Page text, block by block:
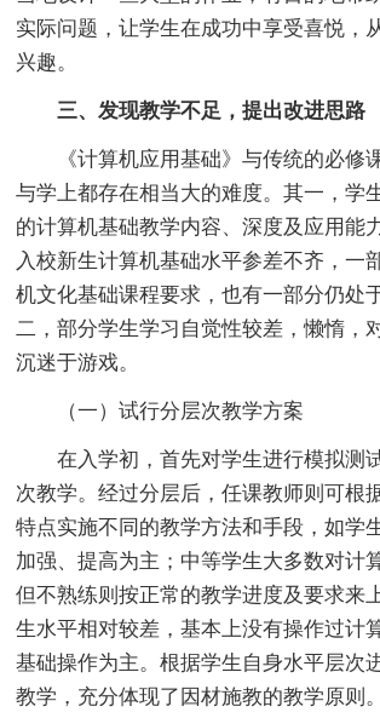
实际问题，让学生在成功中享受喜悦，
兴趣。
三、发现教学不足，提出改进思路
《计算机应用基础》与传统的必修
与学上都存在相当大的难度。其一，学
的计算机基础教学内容、深度及应用能
入校新生计算机基础水平参差不齐，一
机文化基础课程要求，也有一部分仍处
二，部分学生学习自觉性较差，懒惰，
沉迷于游戏。
（一）试行分层次教学方案
在入学初，首先对学生进行模拟测
次教学。经过分层后，任课教师则可根
特点实施不同的教学方法和手段，如学
加强、提高为主；中等学生大多数对计
但不熟练则按正常的教学进度及要求来
生水平相对较差，基本上没有操作过计
基础操作为主。根据学生自身水平层次
教学，充分体现了因材施教的教学原则